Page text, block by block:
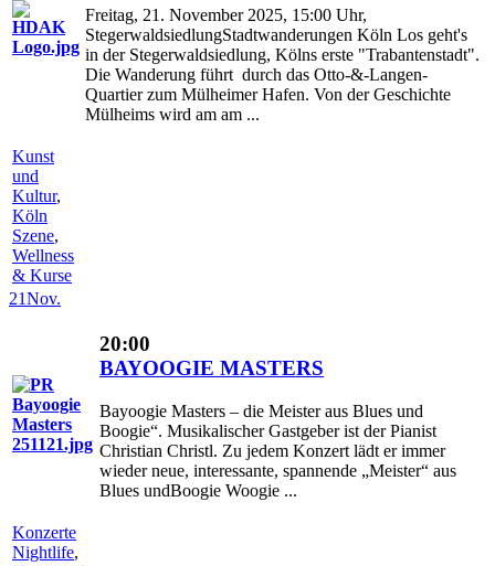
Freitag, 21. November 2025, 15:00 Uhr,
StegerwaldsiedlungStadtwanderungen Köln Los geht's
in der Stegerwaldsiedlung, Kölns erste "Trabantenstadt".
Die Wanderung führt durch das Otto-&-Langen-
Quartier zum Mülheimer Hafen. Von der Geschichte
Mülheims wird am am ...
Kunst
und
Kultur,
Köln
Szene,
Wellness
& Kurse
21Nov.
20:00
BAYOOGIE MASTERS
Bayoogie Masters – die Meister aus Blues und
Boogie“. Musikalischer Gastgeber ist der Pianist
Christian Christl. Zu jedem Konzert lädt er immer
wieder neue, interessante, spannende „Meister“ aus
Blues undBoogie Woogie ...
Konzerte
Nightlife,